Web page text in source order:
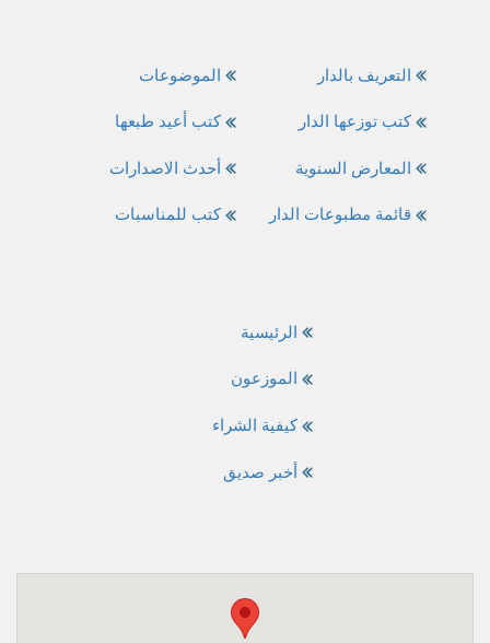
الموضوعات
كتب أعيد طبعها
أحدث الاصدارات
كتب للمناسبات
التعريف بالدار
كتب توزعها الدار
المعارض السنوية
قائمة مطبوعات الدار
الرئيسية
الموزعون
كيفية الشراء
أخبر صديق